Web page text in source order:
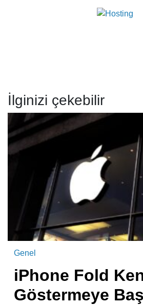
İlginizi çekebilir
Genel
iPhone Fold
Göstermeye